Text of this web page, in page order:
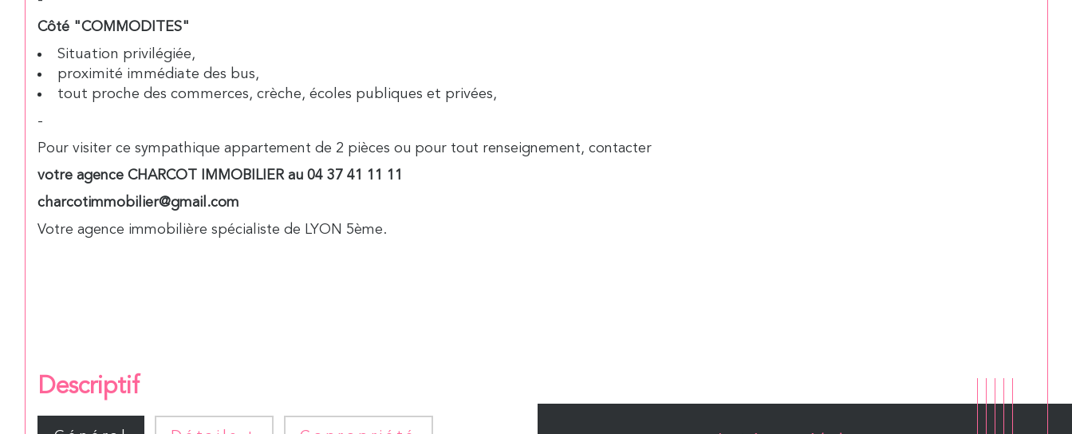
Côté "COMMODITES"
Situation privilégiée,
proximité immédiate des bus,
tout proche des commerces, crèche, écoles publiques et privées,
-
Pour visiter ce sympathique appartement de 2 pièces ou pour tout renseignement, contacter
votre agence CHARCOT IMMOBILIER au 04 37 41 11 11
charcotimmobilier@gmail.com
Votre agence immobilière spécialiste de LYON 5ème.
Descriptif